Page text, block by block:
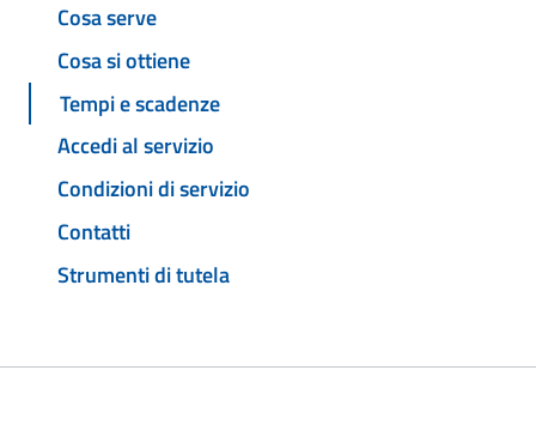
Cosa serve
Cosa si ottiene
Tempi e scadenze
Accedi al servizio
Condizioni di servizio
Contatti
Strumenti di tutela